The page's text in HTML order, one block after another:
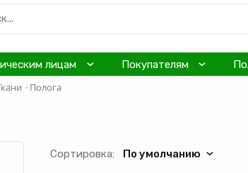
лицам Покупателям
· Полога
Сортировка: По умолчанию